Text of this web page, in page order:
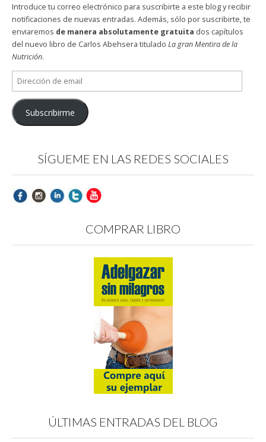
Introduce tu correo electrónico para suscribirte a este blog y recibir
notificaciones de nuevas entradas. Además, sólo por suscribirte, te
enviaremos de manera absolutamente gratuita dos capítulos
del nuevo libro de Carlos Abehsera titulado La gran Mentira de la
Nutrición.
Dirección
de
email
Subscribirme
SÍGUEME EN LAS REDES SOCIALES
COMPRAR LIBRO
ÚLTIMAS ENTRADAS DEL BLOG